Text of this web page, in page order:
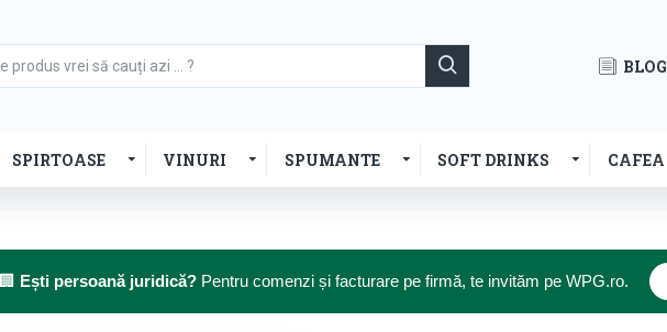
BLOG
SPIRTOASE VINURI SPUMANTE SOFT DRINKS CAFEA
🏢 Ești persoană juridică? Pentru comenzi și facturare pe firmă, te invităm pe WPG.ro.